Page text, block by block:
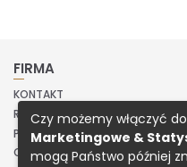
FIRMA
KONTAKT
REGULAMIN
POLITYKA PRYWATNOŚCI
O NAS
Czy możemy włączyć
Marketingowe &
mogą Państwo później